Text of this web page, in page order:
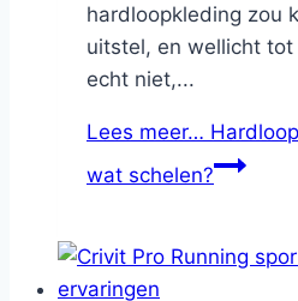
hardloopkleding zou
uitstel, en wellicht
echt niet,...
Lees meer…
wat schelen?